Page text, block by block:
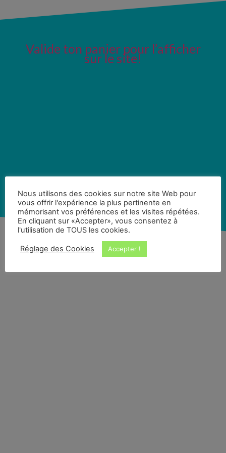
Valide ton panier pour l’afficher
sur le site!
Nous utilisons des cookies sur notre site Web pour
vous offrir l'expérience la plus pertinente en
mémorisant vos préférences et les visites répétées.
En cliquant sur «Accepter», vous consentez à
l'utilisation de TOUS les cookies.
Réglage des Cookies Accepter !